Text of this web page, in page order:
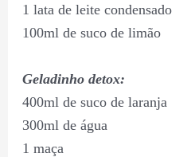
1 lata de leite condensado
100ml de suco de limão
Geladinho detox:
400ml de suco de laranja
300ml de água
1 maça